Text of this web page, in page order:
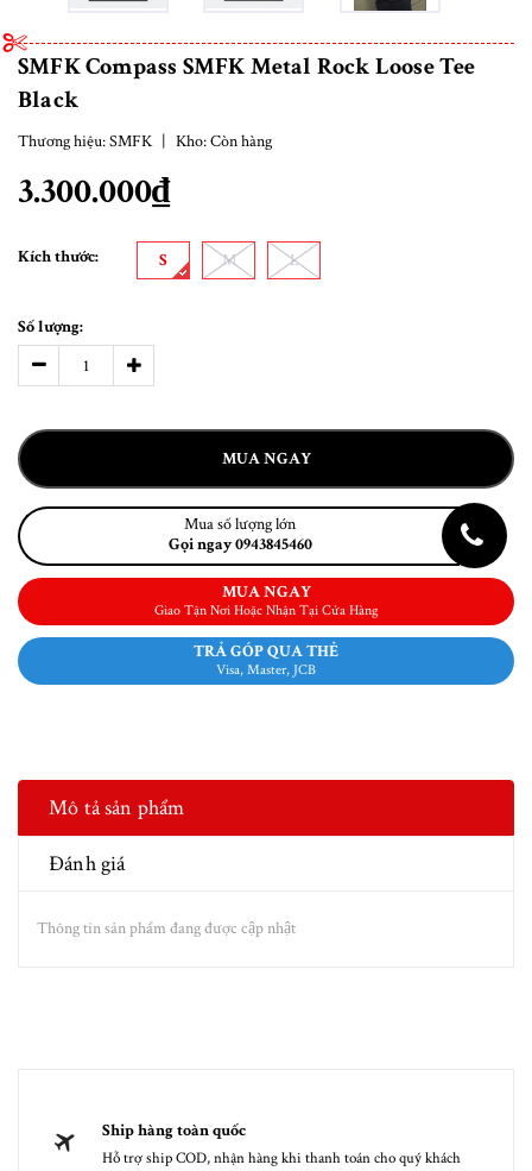
SMFK Compass SMFK Metal Rock Loose Tee
Black
Thương hiệu:SMFK | Kho:Còn hàng
3.300.000₫
Kích thước: S M L
Số lượng:
MUA NGAY
Mua số lượng lớn
Gọi ngay 0943845460
MUA NGAY
Giao Tận Nơi Hoặc Nhận Tại Cửa Hàng
TRẢ GÓP QUA THẺ
Visa, Master, JCB
Mô tả sản phẩm
Đánh giá
Thông tin sản phẩm đang được cập nhật
Ship hàng toàn quốc
Hỗ trợ ship COD, nhận hàng khi thanh toán cho quý khách